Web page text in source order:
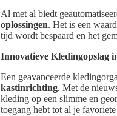
Al met al biedt
oplossingen. Het is een
tijd wordt bespaard en het
Innovatieve Kledingopslag
Een geavanceerde
kastinrichting. Met de
kleding op een slimme en
toegang hebt tot al je